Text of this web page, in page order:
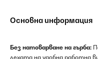
Основна информация
Без натоварване на гърба:
лехата на удобна работна